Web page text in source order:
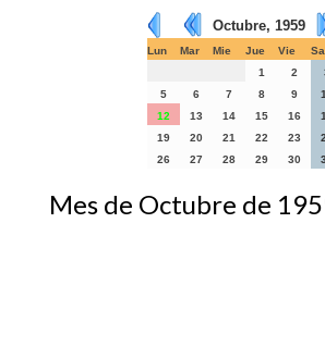
Octubre, 1959
Lun Mar Mie Jue Vie
1
2
5
6 7 8 9
12
13 14 15 16
19
20 21 22 23
26
27 28 29 30
Mes de Octubre de